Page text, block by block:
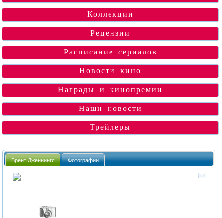
Коллекции
Рецензии
Расписание сериалов
Новости кино
Награды и кинопремии
Наши новости
Трейлеры
Брент Дженнингс Фотографии